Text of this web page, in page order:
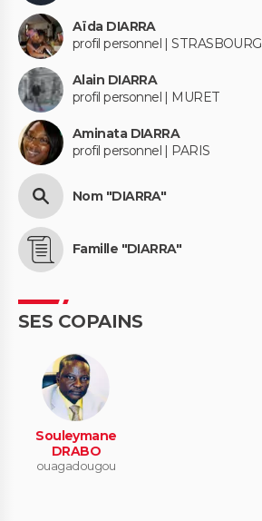
Aïda DIARRA
profil personnel | STRASBOURG
Alain DIARRA
profil personnel | MURET
Aminata DIARRA
profil personnel | PARIS
Nom "DIARRA"
Famille "DIARRA"
SES COPAINS
Souleymane
DRABO
ouagadougou